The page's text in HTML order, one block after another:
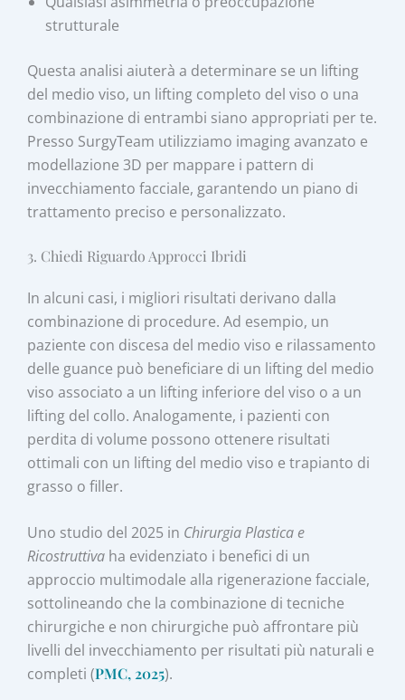
strutturale
Questa analisi aiuterà a determinare se un lifting
del medio viso, un lifting completo del viso o una
combinazione di entrambi siano appropriati per te.
Presso SurgyTeam utilizziamo imaging avanzato e
modellazione 3D per mappare i pattern di
invecchiamento facciale, garantendo un piano di
trattamento preciso e personalizzato.
3. Chiedi Riguardo Approcci Ibridi
In alcuni casi, i migliori risultati derivano dalla
combinazione di procedure. Ad esempio, un
paziente con discesa del medio viso e rilassamento
delle guance può beneficiare di un lifting del medio
viso associato a un lifting inferiore del viso o a un
lifting del collo. Analogamente, i pazienti con
perdita di volume possono ottenere risultati
ottimali con un lifting del medio viso e trapianto di
grasso o filler.
Uno studio del 2025 in Chirurgia Plastica e
Ricostruttiva ha evidenziato i benefici di un
approccio multimodale alla rigenerazione facciale,
sottolineando che la combinazione di tecniche
chirurgiche e non chirurgiche può affrontare più
livelli del invecchiamento per risultati più naturali e
completi (PMC, 2025).